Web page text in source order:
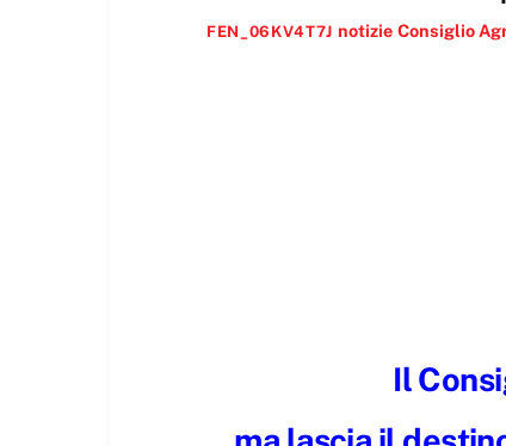
FEN_06KV4T7J notizie Consiglio
Il